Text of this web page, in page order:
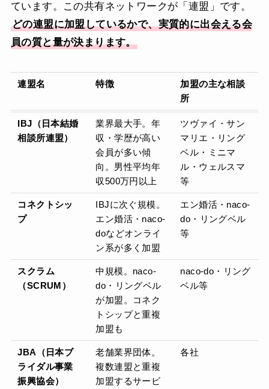
ています。この共有ネットワークが「連盟」です。
どの連盟に加盟しているかで、実質的に出会える会
員の質と量が決まります。
連盟名 特徴
加盟の主な相談
所
IBJ（日本結婚
相談所連盟）
業界最大手。年
収・学歴が高い
会員が多い傾
向。男性平均年
収500万円以上
ツヴァイ・サン
マリエ・リング
ベル・ミニマ
ル・ウェルスマ
等
コネクトシッ
プ
IBJに次ぐ規模。
エン婚活・naco-
doなどオンライ
ン系が多く加盟
エン婚活・naco-
do・リングベル
等
スクラム
（SCRUM）
中規模。naco-
do・リングベル
が加盟。コネク
トシップと重複
加盟も
naco-do・リング
ベル等
JBA（日本ブ
ライダル事業
振興協会）
老舗業界団体。
複数連盟と重複
加盟するサービ
各社